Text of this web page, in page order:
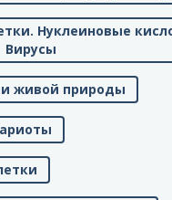
Нуклеиновые
Вирусы
живой природы